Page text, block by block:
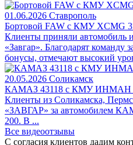
01.06.2026 Ставрополь
Бортовой FAW c КМУ XCMG
Клиенты приняли автомобиль
«Завгар». Благодарят команду
бонусы, отмечают высокий
20.05.2026 Соликамск
КАМАЗ 43118 с КМУ ИНМАН
Клиенты из Соликамска,
«ЗАВГАР» за автомобилем
200. В ...
Все видеоотзывы
С согласия клиентов дадим